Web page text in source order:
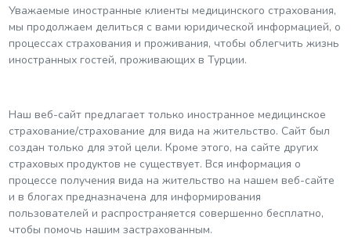
Уважаемые иностранные клиенты медицинского страхования,
мы продолжаем делиться с вами юридической информацией, о
процессах страхования и проживания, чтобы облегчить жизнь
иностранных гостей, проживающих в Турции.
Наш веб-сайт предлагает только иностранное медицинское
страхование/страхование для вида на жительство. Сайт был
создан только для этой цели. Кроме этого, на сайте других
страховых продуктов не существует. Вся информация о
процессе получения вида на жительство на нашем веб-сайте
и в блогах предназначена для информирования
пользователей и распространяется совершенно бесплатно,
чтобы помочь нашим застрахованным.